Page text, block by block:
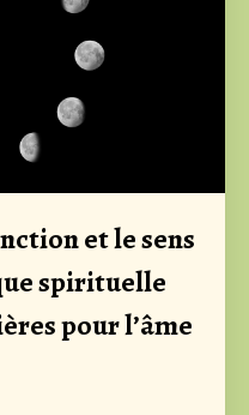
et le sens
spirituelle
pour l’âme